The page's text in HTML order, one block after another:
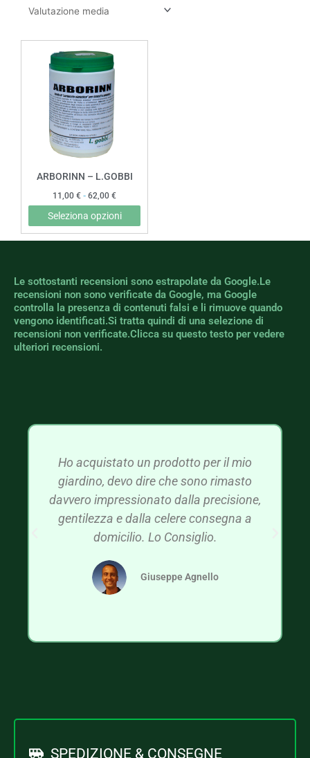
ARBORINN – L.GOBBI
11,00 € - 62,00 €
Seleziona opzioni
scelte
pagina
Le sottostanti recensioni sono estrapolate da Google.Le
recensioni non sono verificate da Google, ma Google
controlla la presenza di contenuti falsi e li rimuove quando
vengono identificati.Si tratta quindi di una selezione di
recensioni non verificate.Clicca su questo testo per vedere
ulteriori recensioni.
Ho acquistato un prodotto per il mio
giardino, devo dire che sono rimasto
davvero impressionato dalla precisione,
gentilezza e dalla celere consegna a
domicilio. Lo Consiglio.
Giuseppe Agnello
SPEDIZIONE & CONSEGNE